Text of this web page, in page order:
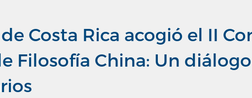
Costa Rica acogió el II
Filosofía China: Un